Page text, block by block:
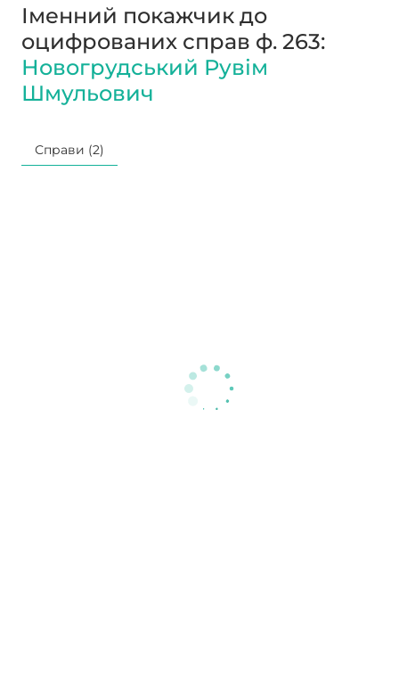
Іменний покажчик до
оцифрованих справ ф. 263:
Новогрудський Рувім
Шмульович
Справи (2)